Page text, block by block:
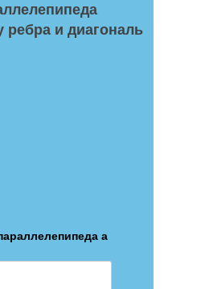
ребра и диагональ
a